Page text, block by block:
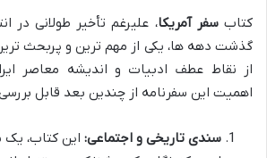
کتابسفر آمریکا، علیرغم تأخیر طولانی در
گذشت دهه ها، یکی از مهم ترین و پربحث
از نقاط عطف ادبیات و اندیشه معاصر
اهمیت این سفرنامه از چندین بعد قابل
سندی تاریخی و اجتماعی: این کتاب، یک